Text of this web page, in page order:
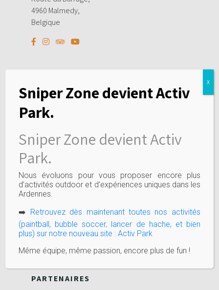
4960 Malmedy,
Belgique
LIENS UTILES
Activités
Tarifs
Special events
Préparez votre venue
Jobs
Politique de confidentialité
Règles de sécurité
PARTENAIRES
Sniper Zone devient Activ
Park.
Sniper Zone devient Activ
Park.
Nous évoluons pour vous proposer encore plus
d’activités outdoor et d’expériences uniques dans les
Ardennes.
➡️ Retrouvez dès maintenant toutes nos activités
(paintball, bubble soccer, lancer de hache, et bien
plus) sur notre nouveau site : Activ Park
Même équipe, même passion, encore plus de fun !
X